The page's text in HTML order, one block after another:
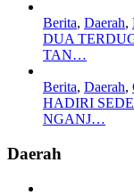
Berita, Daerah,
DUA
TAN…
Berita, Daerah,
HADIRI
NGANJ…
Daerah